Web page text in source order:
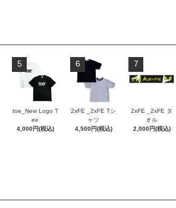
5
toe_New Logo T
ee
4,000円(税込)
6
2xFE _2xFE Tシ
ャツ
4,500円(税込)
7
2xFE _2xFE タ
オル
2,000円(税込)